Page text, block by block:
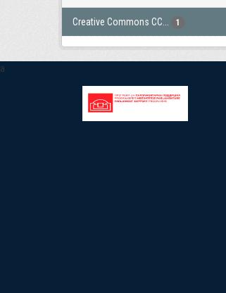
Creative Commons CC... 1
a